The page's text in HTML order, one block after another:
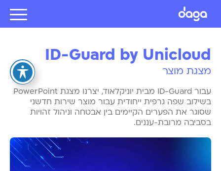
ID-Guard by Unicloud
מצגת מוצר
עבור ID-Guard מבית יוניקלאוד, יצרנו מצגת PowerPoint
בשילוב שפה גרפית ייחודית עבור מוצר שירות חדשני
שסוגר את הפערים הקיימים בין אבטחה וניהול זהויות
בסביבה מרובת-עננים.